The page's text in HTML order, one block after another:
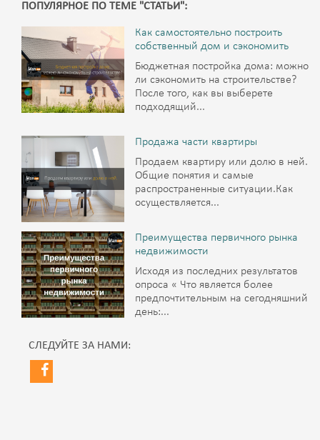
ПОПУЛЯРНОЕ ПО ТЕМЕ "СТАТЬИ":
Как самостоятельно построить
собственный дом и сэкономить
Бюджетная постройка дома: можно
ли сэкономить на строительстве?
После того, как вы выберете
подходящий...
Продажа части квартиры
Продаем квартиру или долю в ней.
Общие понятия и самые
распространенные ситуации.Как
осуществляется...
Преимущества первичного рынка
недвижимости
Исходя из последних результатов
опроса « Что является более
предпочтительным на сегодняшний
день:...
СЛЕДУЙТЕ ЗА НАМИ: